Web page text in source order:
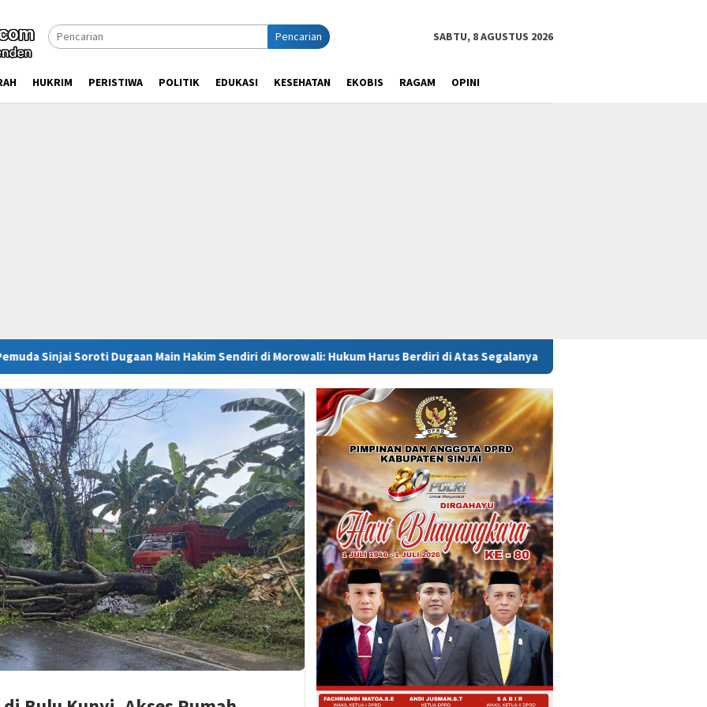
Pencarian SABTU, 8 AGUSTUS 2026
HUKRIM PERISTIWA POLITIK EDUKASI KESEHATAN EKOBIS RAGAM OPINI
Dugaan Main Hakim Sendiri di Morowali: Hukum Harus Berdiri di Atas Segalanya Kisah Tragis Setiawan: Berjuang Hidupi